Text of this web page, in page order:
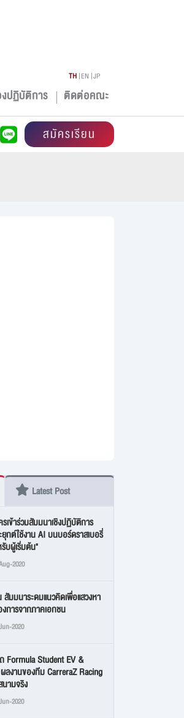
ปฏิบัติการ ติดต่อคณะ
TH EN JP
สมัครเรียน
Latest Post
เข้าร่วมสัมมนาเชิงปฏิบัติการ
ยุกต์ใช้งาน AI บนบอร์ดราสเบอรี่
บผู้เริ่มต้น"
2020
มมนาระดมแนวคิดเพื่อแสวงหา
การจากภาคเอกชน
2020
Formula Student EV &
ลงานของทีม CarreraZ Racing
ามจริง
2020